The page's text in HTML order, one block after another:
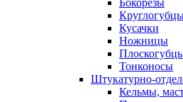
Кусачки
Ножницы
Тонконосы
Штукатурно-
Кельмы,